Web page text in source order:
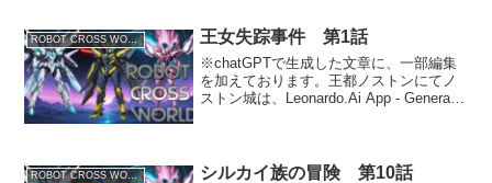
親が深い溜息をついて...
ROBOT CROSS WORLD 王女失踪事件 第1話
※chatGPTで生成した文章に、一部編集
を加えております。王都ノストンにてノ
ストン城は、Leonardo.Ai App - Generate
ROBOT CROSS WORLD シルカイ族の冒険 第10話